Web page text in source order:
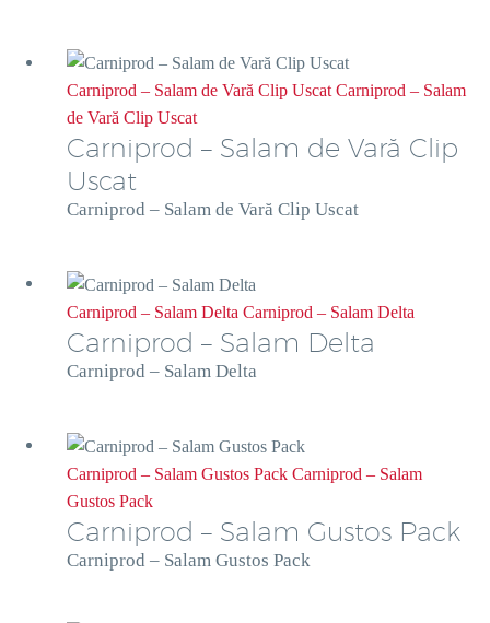
Carniprod – Salam de Vară Clip UscatCarniprod – Salam
de Vară Clip Uscat
Carniprod – Salam de Vară Clip
Uscat
Carniprod – Salam de Vară Clip Uscat
Carniprod – Salam Delta Carniprod – Salam Delta
Carniprod – Salam Delta
Carniprod – Salam Delta
Carniprod – Salam Gustos Pack Carniprod – Salam
Gustos Pack
Carniprod – Salam Gustos Pack
Carniprod – Salam Gustos Pack